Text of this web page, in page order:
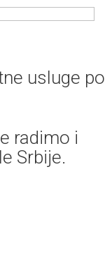
usluge po
radimo i
Srbije.